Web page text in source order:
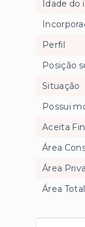
Idade do
Perfil
Posição
Situação
Possui
Aceita
Área
Área
Área Total